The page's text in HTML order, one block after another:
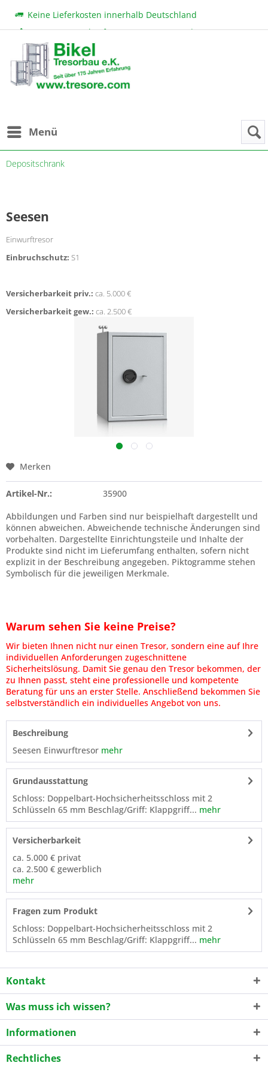
Keine Lieferkosten innerhalb Deutschland
Beratung & Verkauf:+49 (0) 7131 222 11|
bikel@tresore.com
Günstige Preise
Menü
Depositschrank
Seesen
Einwurftresor
Einbruchschutz: S1
Versicherbarkeit priv.: ca. 5.000 €
Versicherbarkeit gew.: ca. 2.500 €
Merken
Artikel-Nr.:
35900
Abbildungen und Farben sind nur beispielhaft dargestellt und
können abweichen. Abweichende technische Änderungen sind
vorbehalten. Dargestellte Einrichtungsteile und Inhalte der
Produkte sind nicht im Lieferumfang enthalten, sofern nicht
explizit in der Beschreibung angegeben. Piktogramme stehen
Symbolisch für die jeweiligen Merkmale.
Warum sehen Sie keine Preise?
Wir bieten Ihnen nicht nur einen Tresor, sondern eine auf Ihre
individuellen Anforderungen zugeschnittene
Sicherheitslösung. Damit Sie genau den Tresor bekommen, der
zu Ihnen passt, steht eine professionelle und kompetente
Beratung für uns an erster Stelle. Anschließend bekommen Sie
selbstverständlich ein individuelles Angebot von uns.
Beschreibung
Seesen Einwurftresor mehr
Grundausstattung
Schloss: Doppelbart-Hochsicherheitsschloss mit 2
Schlüsseln 65 mm Beschlag/Griff: Klappgriff... mehr
Versicherbarkeit
ca. 5.000 € privat
ca. 2.500 € gewerblich
mehr
Fragen zum Produkt
Schloss: Doppelbart-Hochsicherheitsschloss mit 2
Schlüsseln 65 mm Beschlag/Griff: Klappgriff... mehr
Kontakt
Was muss ich wissen?
Informationen
Rechtliches